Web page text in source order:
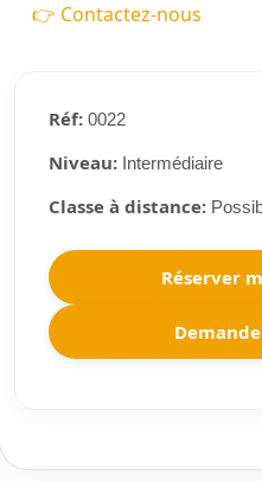
👉 Contactez-nous
Réf:0022
Niveau:Intermédiaire
Classe à distance:
Réserver